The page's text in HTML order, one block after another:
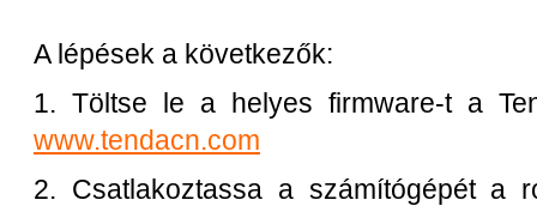
A lépések a következők:
1. Töltse le a helyes firmware-t a
www.tendacn.com
2. Csatlakoztassa a számítógépét a